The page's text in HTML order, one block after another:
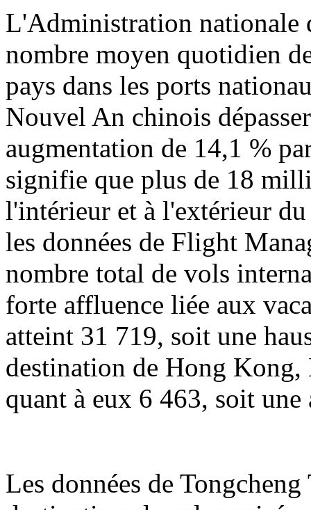
L'Administration nationale
nombre moyen quotidien
pays dans les ports
Nouvel An chinois
augmentation de 14,1 %
signifie que plus de 18
l'intérieur et à l'extérieur
les données de Flight
nombre total de vols
forte affluence liée aux
atteint 31 719, soit une
destination de Hong
quant à eux 6 463, soit
Les données de